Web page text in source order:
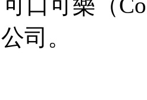
司。